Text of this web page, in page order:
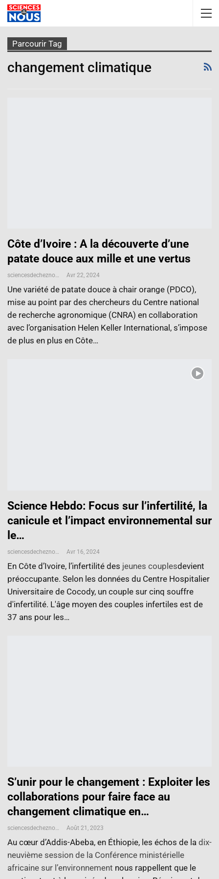
Parcourir Tag
changement climatique
Côte d’Ivoire : A la découverte d’une
patate douce aux mille et une vertus
sciencesdecheznous@gmail.com Avr 22, 2024
Une variété de patate douce à chair orange (PDCO),
mise au point par des chercheurs du Centre national
de recherche agronomique (CNRA) en collaboration
avec l’organisation Helen Keller International, s’impose
de plus en plus en Côte…
Science Hebdo: Focus sur l’infertilité, la
canicule et l’impact environnemental sur
le…
Avr 16, 2024
En Côte d’Ivoire, l’infertilité des jeunes couplesdevient
préoccupante. Selon les données du Centre Hospitalier
Universitaire de Cocody, un couple sur cinq souffre
d'infertilité. L'âge moyen des couples infertiles est de
37 ans pour les…
S’unir pour le changement : Exploiter les
collaborations pour faire face au
changement climatique en…
sciencesdecheznous@gmail.com Août 21, 2023
Au cœur d’Addis-Abeba, en Éthiopie, les échos de la dix-
neuvième session de la Conférence ministérielle
africaine sur l’environnement nous rappellent que le